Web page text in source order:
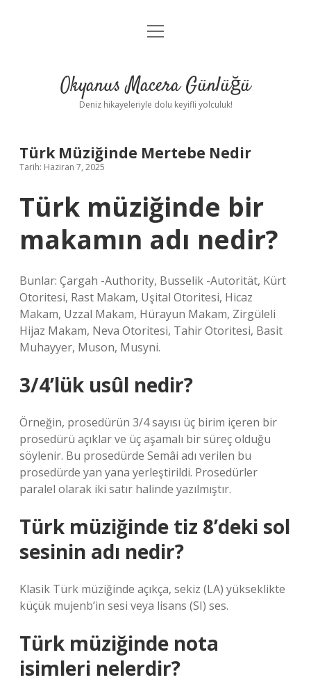
Anasayfa
Yasal Uyarı
menüyü
Okyanus Macera Günlüğü
Deniz hikayeleriyle dolu keyifli yolculuk!
Türk Müziğinde Mertebe Nedir
Tarih: Haziran 7, 2025
Türk müziğinde bir
makamın adı nedir?
Bunlar: Çargah -Authority, Busselik -Autorität, Kürt
Otoritesi, Rast Makam, Uşital Otoritesi, Hicaz
Makam, Uzzal Makam, Hürayun Makam, Zirgüleli
Hijaz Makam, Neva Otoritesi, Tahir Otoritesi, Basit
Muhayyer, Muson, Musyni.
3/4’lük usûl nedir?
Örneğin, prosedürün 3/4 sayısı üç birim içeren bir
prosedürü açıklar ve üç aşamalı bir süreç olduğu
söylenir. Bu prosedürde Semâi adı verilen bu
prosedürde yan yana yerleştirildi. Prosedürler
paralel olarak iki satır halinde yazılmıştır.
Türk müziğinde tiz 8’deki sol
sesinin adı nedir?
Klasik Türk müziğinde açıkça, sekiz (LA) yükseklikte
küçük mujenb’in sesi veya lisans (SI) ses.
Türk müziğinde nota
isimleri nelerdir?